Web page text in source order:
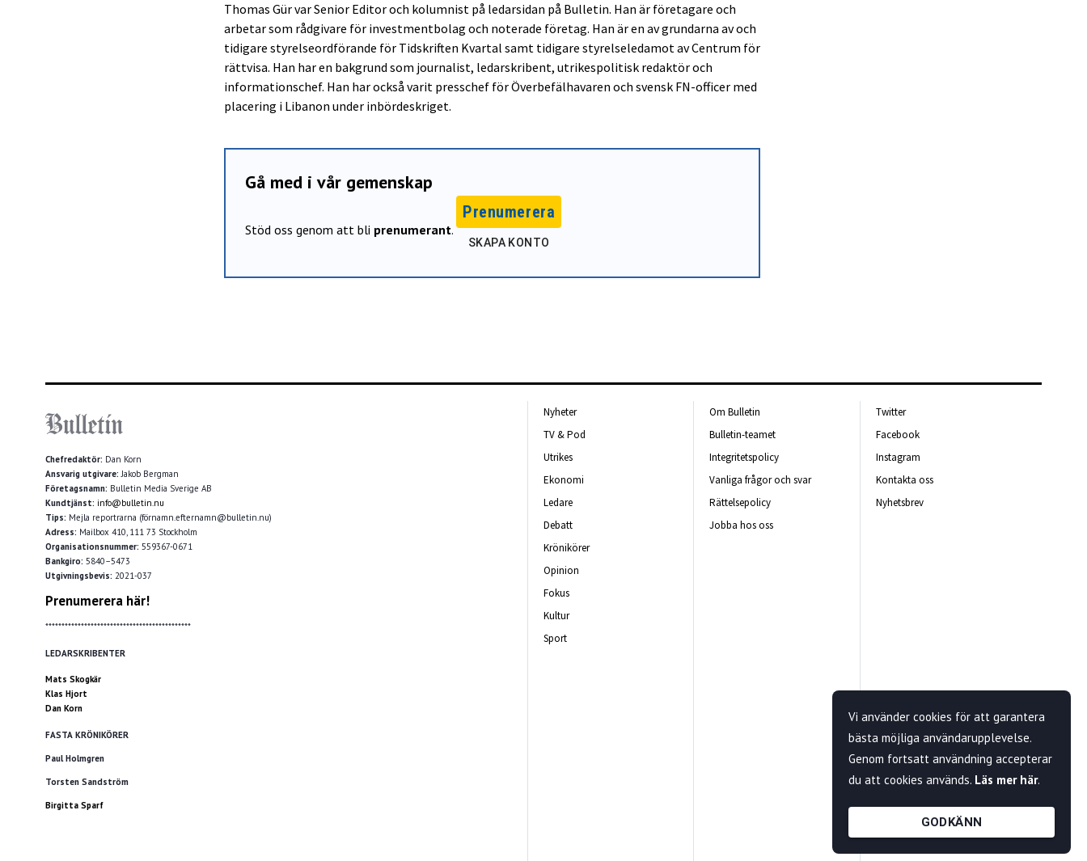
Thomas Gür var Senior Editor och kolumnist på ledarsidan på Bulletin. Han är företagare och
arbetar som rådgivare för investmentbolag och noterade företag. Han är en av grundarna av och
tidigare styrelseordförande för Tidskriften Kvartal samt tidigare styrelseledamot av Centrum för
rättvisa. Han har en bakgrund som journalist, ledarskribent, utrikespolitisk redaktör och
informationschef. Han har också varit presschef för Överbefälhavaren och svensk FN-officer med
placering i Libanon under inbördeskriget.
Gå med i vår gemenskap
Stöd oss genom att bli prenumerant.
Prenumerera
SKAPA KONTO
Chefredaktör: Dan Korn
Ansvarig utgivare: Jakob Bergman
Företagsnamn: Bulletin Media Sverige AB
Kundtjänst: info@bulletin.nu
Tips: Mejla reportrarna (förnamn.efternamn@bulletin.nu)
Adress: Mailbox 410, 111 73 Stockholm
Organisationsnummer: 559367-0671
Bankgiro: 5840–5473
Utgivningsbevis: 2021-037
Prenumerera här!
*********************************************
LEDARSKRIBENTER
Mats Skogkär
Klas Hjort
Dan Korn
FASTA KRÖNIKÖRER
Paul Holmgren
Torsten Sandström
Birgitta Sparf
Nyheter
TV & Pod
Utrikes
Ekonomi
Ledare
Debatt
Krönikörer
Opinion
Fokus
Kultur
Sport
Om Bulletin
Bulletin-teamet
Integritetspolicy
Vanliga frågor och svar
Rättelsepolicy
Jobba hos oss
Twitter
Facebook
Instagram
Kontakta oss
Nyhetsbrev
Vi använder cookies för att garantera
bästa möjliga användarupplevelse.
Genom fortsatt användning accepterar
du att cookies används. Läs mer här.
GODKÄNN